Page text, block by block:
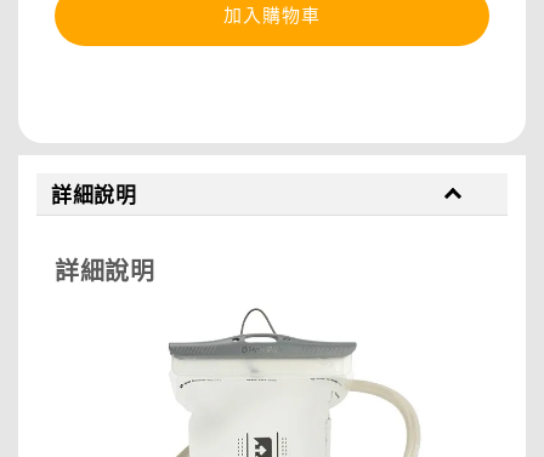
加入購物車
詳細說明
詳細說明